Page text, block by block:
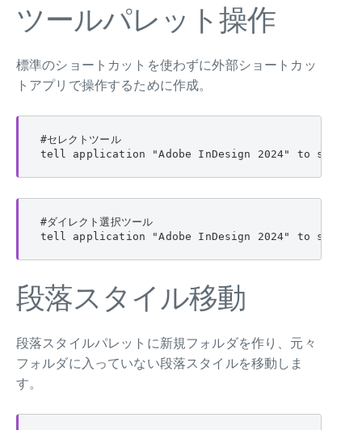
ツールパレット操作
標準のショートカットを使わずに外部ショートカッ
トアプリで操作するために作成。
#セレクトツール
tell application "Adobe InDesign 2024" to set
#ダイレクト選択ツール
tell application "Adobe InDesign 2024" to set
段落スタイル移動
段落スタイルパレットに新規フォルダを作り、元々
フォルダに入っていない段落スタイルを移動しま
す。